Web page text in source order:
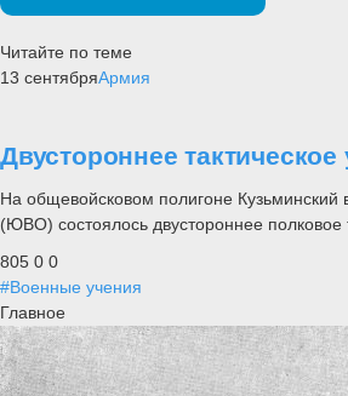
Читайте по теме
13 сентябряАрмия
Двустороннее
На общевойсковом полигоне Кузьминский
(ЮВО) состоялось двустороннее полковое
805 0 0
#Военные учения
Главное